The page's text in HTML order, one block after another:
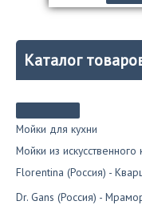
Каталог
Мойки для кухни
Мойки из искусственного
Florentina (Россия) -
Dr. Gans (Россия) -